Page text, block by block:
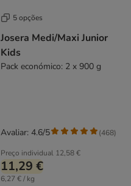
5 opções
Josera Medi/Maxi Junior
Kids
Pack económico: 2 x 900 g
Preço individual 12,58 €
11,29 €
6,27 € / kg
Avaliar: 4.6/5 (468)